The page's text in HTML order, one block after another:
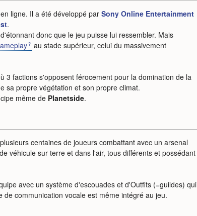
ligne. Il a été développé parSony Online Entertainment
.
donc que le jeu puisse lui ressembler. Mais
au stade supérieur, celui du massivement
3 factions s'opposent férocement pour la domination de la
sa propre végétation et son propre climat.
même de Planetside.
centaines de joueurs combattant avec un arsenal
véhicule sur terre et dans l'air, tous différents et possédant
avec un système d'escouades et d'Outfits (=guildes) qui
communication vocale est même intégré au jeu.